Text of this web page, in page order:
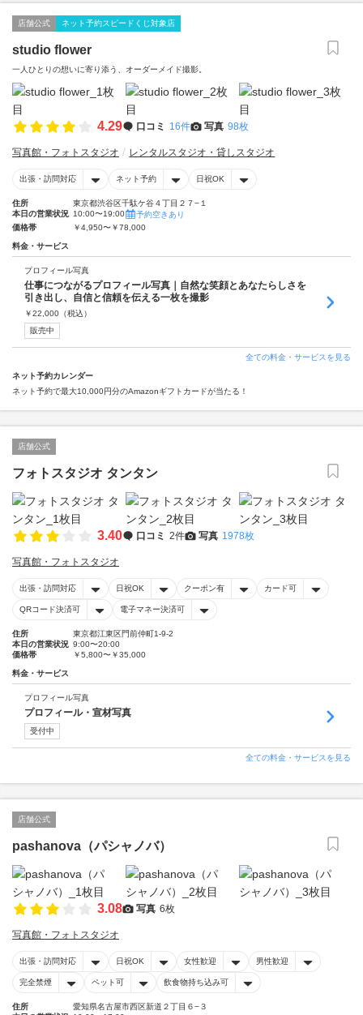
店舗公式 ネット予約スピードくじ対象店
studio flower
一人ひとりの想いに寄り添う、オーダーメイド撮影。
4.29 口コミ 16件 写真 98枚
写真館・フォトスタジオ レンタルスタジオ・貸しスタジオ
出張・訪問対応 ネット予約 日祝OK
住所
東京都渋谷区千駄ケ谷４丁目２７−１
本日の営業状況 10:00〜19:00
予約空きあり
価格帯
￥4,950〜￥78,000
料金・サービス
プロフィール写真
仕事につながるプロフィール写真｜自然な笑顔とあなたらしさを
引き出し、自信と信頼を伝える一枚を撮影
￥22,000 （税込）
販売中
全ての料金・サービスを見る
ネット予約カレンダー
ネット予約で最大10,000円分のAmazonギフトカードが当たる！
店舗公式
フォトスタジオ タンタン
3.40 口コミ 2件 写真 1978枚
写真館・フォトスタジオ
出張・訪問対応 日祝OK クーポン有 カード可
QRコード決済可 電子マネー決済可
住所
東京都江東区門前仲町1-9-2
本日の営業状況 9:00〜20:00
価格帯
￥5,800〜￥35,000
料金・サービス
プロフィール写真
プロフィール・宣材写真
受付中
全ての料金・サービスを見る
店舗公式
pashanova（パシャノバ）
3.08 写真 6枚
写真館・フォトスタジオ
出張・訪問対応 日祝OK 女性歓迎 男性歓迎
完全禁煙 ペット可 飲食物持ち込み可
住所
愛知県名古屋市西区新道２丁目６−３